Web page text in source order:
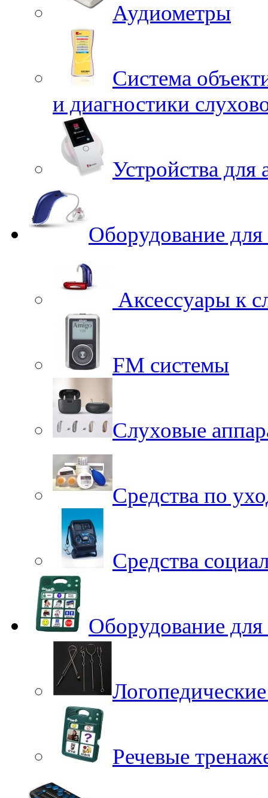
Аудиометры
Система
и диагностики
Устройства для
Оборудование
Аксессуары к
FM системы
Слуховые
Средства по
Средства
Оборудование
Речевые